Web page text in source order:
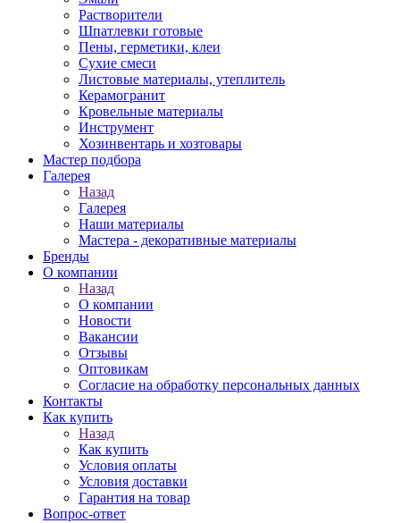
Растворители
Шпатлевки готовые
Пены, герметики, клеи
Сухие смеси
Листовые материалы, утеплитель
Керамогранит
Кровельные материалы
Инструмент
Хозинвентарь и хозтовары
Мастер подбора
Галерея
Назад
Галерея
Наши материалы
Мастера - декоративные материалы
Бренды
О компании
Назад
О компании
Новости
Вакансии
Отзывы
Оптовикам
Cогласие на обработку персональных данных
Контакты
Как купить
Назад
Как купить
Условия оплаты
Условия доставки
Гарантия на товар
Вопрос-ответ